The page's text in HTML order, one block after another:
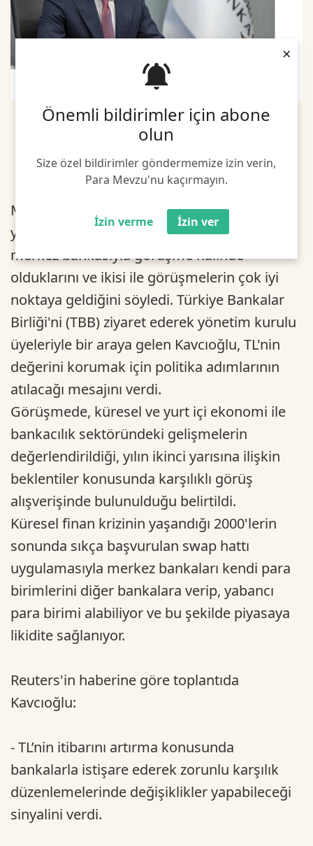
Önemli bildirimler için abone
olun
Size özel bildirimler göndermemize izin verin,
Para Mevzu'nu kaçırmayın.
İzin verme İzin ver
×
Merkez Bankası Başkanı Şahap Kavcıoğlu,
yeni swap anlaşmaları için dört ülkenin
merkez bankasıyla görüşme halinde
olduklarını ve ikisi ile görüşmelerin çok iyi
noktaya geldiğini söyledi. Türkiye Bankalar
Birliği'ni (TBB) ziyaret ederek yönetim kurulu
üyeleriyle bir araya gelen Kavcıoğlu, TL'nin
değerini korumak için politika adımlarının
atılacağı mesajını verdi.
Görüşmede, küresel ve yurt içi ekonomi ile
bankacılık sektöründeki gelişmelerin
değerlendirildiği, yılın ikinci yarısına ilişkin
beklentiler konusunda karşılıklı görüş
alışverişinde bulunulduğu belirtildi.
Küresel finan krizinin yaşandığı 2000'lerin
sonunda sıkça başvurulan swap hattı
uygulamasıyla merkez bankaları kendi para
birimlerini diğer bankalara verip, yabancı
para birimi alabiliyor ve bu şekilde piyasaya
likidite sağlanıyor.
Reuters'in haberine göre toplantıda
Kavcıoğlu:
- TL’nin itibarını artırma konusunda
bankalarla istişare ederek zorunlu karşılık
düzenlemelerinde değişiklikler yapabileceği
sinyalini verdi.